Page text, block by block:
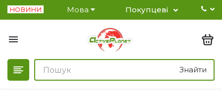
НОВИНИ Мова Покупцеві
Знайти